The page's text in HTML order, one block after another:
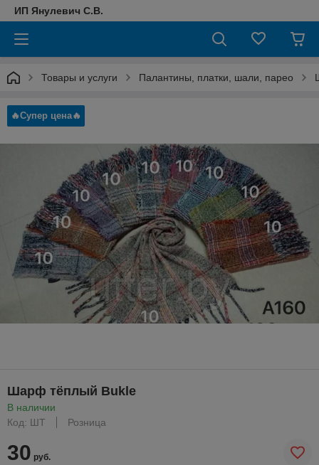
ИП Янулевич С.В.
Товары и услуги Палантины, платки, шали, парео
🔥Супер цена🔥
Шарф тёплый Bukle
В наличии
Код: ШТ
Розница
30 руб.